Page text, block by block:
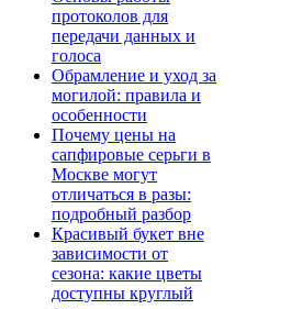
протоколов для
передачи данных и
голоса
Обрамление и уход за
могилой: правила и
особенности
Почему цены на
сапфировые серьги в
Москве могут
отличаться в разы:
подробный разбор
Красивый букет вне
зависимости от
сезона: какие цветы
доступны круглый